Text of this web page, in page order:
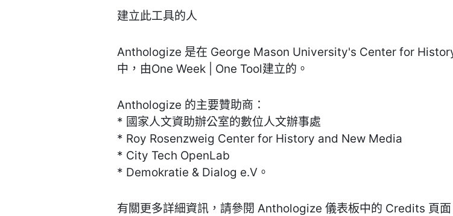
建立此工具的人
Anthologize 是在 George Mason University's Center for
中，由One Week | One Tool建立的。
Anthologize 的主要贊助商：
* 國家人文資助辦公室的數位人文辦事處
* Roy Rosenzweig Center for History and New Media
* City Tech OpenLab
* Demokratie & Dialog e.V。
有關更多詳細資訊，請參閱 Anthologize 儀表板中的 Credits 頁面